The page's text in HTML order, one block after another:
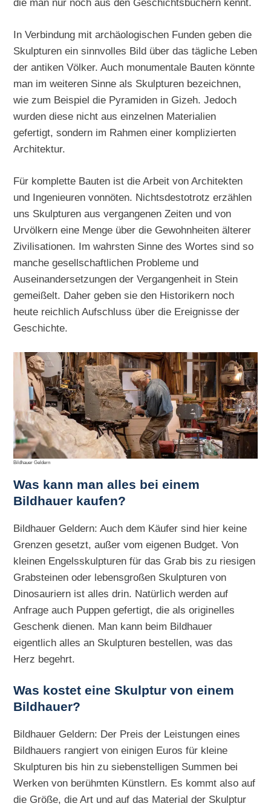
In Verbindung mit archäologischen Funden geben die
Skulpturen ein sinnvolles Bild über das tägliche Leben
der antiken Völker. Auch monumentale Bauten könnte
man im weiteren Sinne als Skulpturen bezeichnen,
wie zum Beispiel die Pyramiden in Gizeh. Jedoch
wurden diese nicht aus einzelnen Materialien
gefertigt, sondern im Rahmen einer komplizierten
Architektur.
Für komplette Bauten ist die Arbeit von Architekten
und Ingenieuren vonnöten. Nichtsdestotrotz erzählen
uns Skulpturen aus vergangenen Zeiten und von
Urvölkern eine Menge über die Gewohnheiten älterer
Zivilisationen. Im wahrsten Sinne des Wortes sind so
manche gesellschaftlichen Probleme und
Auseinandersetzungen der Vergangenheit in Stein
gemeißelt. Daher geben sie den Historikern noch
heute reichlich Aufschluss über die Ereignisse der
Geschichte.
Bildhauer Geldern
Was kann man alles bei einem
Bildhauer kaufen?
Bildhauer Geldern: Auch dem Käufer sind hier keine
Grenzen gesetzt, außer vom eigenen Budget. Von
kleinen Engelsskulpturen für das Grab bis zu riesigen
Grabsteinen oder lebensgroßen Skulpturen von
Dinosauriern ist alles drin. Natürlich werden auf
Anfrage auch Puppen gefertigt, die als originelles
Geschenk dienen. Man kann beim Bildhauer
eigentlich alles an Skulpturen bestellen, was das
Herz begehrt.
Was kostet eine Skulptur von einem
Bildhauer?
Bildhauer Geldern: Der Preis der Leistungen eines
Bildhauers rangiert von einigen Euros für kleine
Skulpturen bis hin zu siebenstelligen Summen bei
Werken von berühmten Künstlern. Es kommt also auf
die Größe, die Art und auf das Material der Skulptur